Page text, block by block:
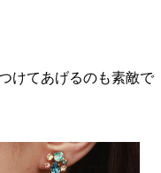
けてあげるのも素敵で